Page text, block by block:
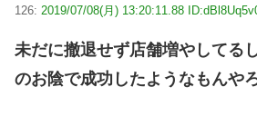
126: 2019/07/08(月) 13:20:11.88
未だに撤退せず店舗増やしてる
のお陰で成功したようなもんや